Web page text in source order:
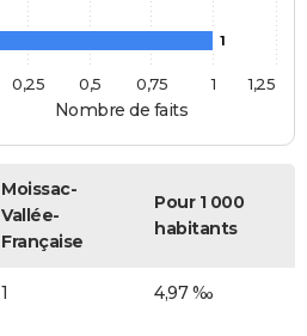
Nombre de faits
1
1
0,25 0,5 0,75 1,25
Moissac-
Vallée-
Française
Pour 1 000
habitants
1 4,97 ‰